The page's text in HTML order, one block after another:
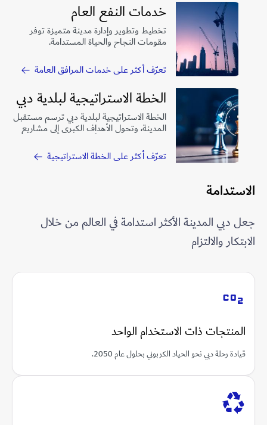
خدمات النفع العام
تخطيط وتطوير وإدارة مدينة متميزة توفر
مقومات النجاح والحياة المستدامة.
تعرّف أكثر على خدمات المرافق العامة
الخطة الاستراتيجية لبلدية دبي
الخطة الاستراتيجية لبلدية دبي ترسم مستقبل
المدينة، وتحول الأهداف الكبرى إلى مشاريع
واقعية تجعل الحياة أفضل للجميع.
تعرّف أكثر على الخطة الاستراتيجية
الاستدامة
جعل دبي المدينة الأكثر استدامة في العالم من خلال
الابتكار والالتزام
المنتجات ذات الاستخدام الواحد
قيادة رحلة دبي نحو الحياد الكربوني بحلول عام 2050.